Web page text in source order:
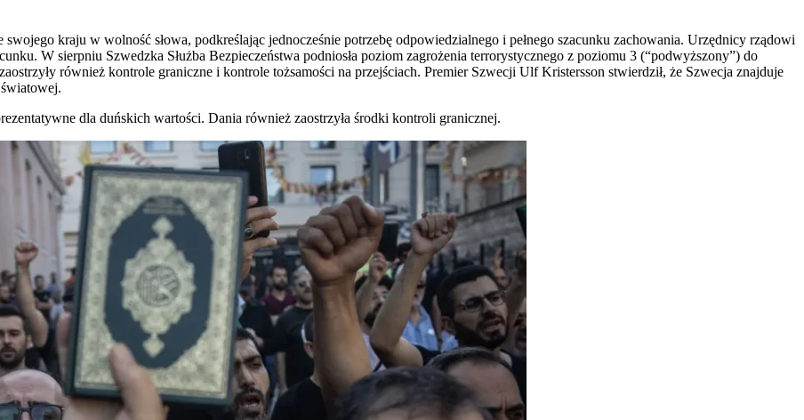
kraju w wolność słowa, podkreślając jednocześnie potrzebę odpowiedzialnego i pełnego szacunku zachowania. Urzędnicy rządowi
W sierpniu Szwedzka Służba Bezpieczeństwa podniosła poziom zagrożenia terrorystycznego z poziomu 3 (“podwyższony”) do
również kontrole graniczne i kontrole tożsamości na przejściach. Premier Szwecji Ulf Kristersson stwierdził, że Szwecja znajduje
dla duńskich wartości. Dania również zaostrzyła środki kontroli granicznej.